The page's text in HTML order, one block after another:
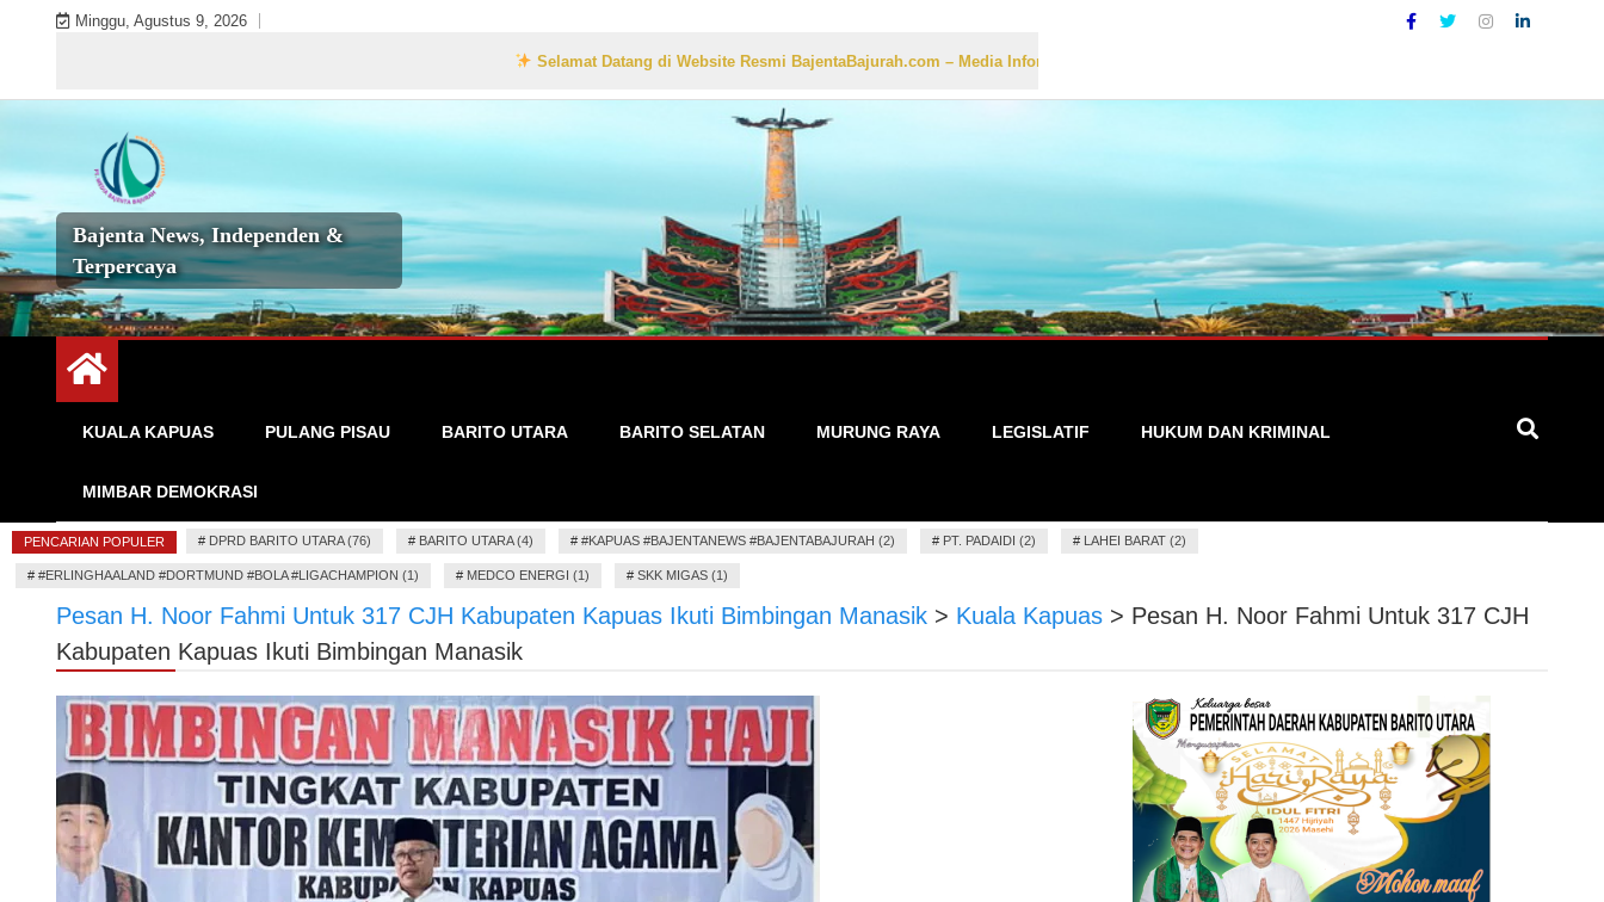
Minggu, Agustus 9, 2026
Selamat Datang di Website Resmi BajentaBajurah.com – Media Informasi Lokal yang Akurat, Cepat, dan Terpercaya
Bajenta News, Independen &
Terpercaya
KUALA KAPUAS PULANG PISAU BARITO UTARA BARITO SELATAN MURUNG RAYA LEGISLATIF HUKUM DAN KRIMINAL
MIMBAR DEMOKRASI
PENCARIAN POPULER # DPRD BARITO UTARA (76) # BARITO UTARA (4) # #KAPUAS #BAJENTANEWS #BAJENTABAJURAH (2) # PT. PADAIDI (2) # LAHEI BARAT (2)
# #ERLINGHAALAND #DORTMUND #BOLA #LIGACHAMPION (1) # MEDCO ENERGI (1) # SKK MIGAS (1)
Pesan H. Noor Fahmi Untuk 317 CJH Kabupaten Kapuas Ikuti Bimbingan Manasik > Kuala Kapuas > Pesan H. Noor Fahmi Untuk 317 CJH
Kabupaten Kapuas Ikuti Bimbingan Manasik